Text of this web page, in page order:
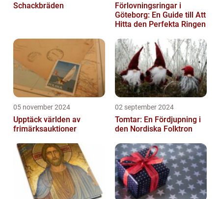
Schackbräden
Förlovningsringar i
Göteborg: En Guide till Att
Hitta den Perfekta Ringen
05 november 2024
Upptäck världen av
frimärksauktioner
02 september 2024
Tomtar: En Fördjupning i
den Nordiska Folktron